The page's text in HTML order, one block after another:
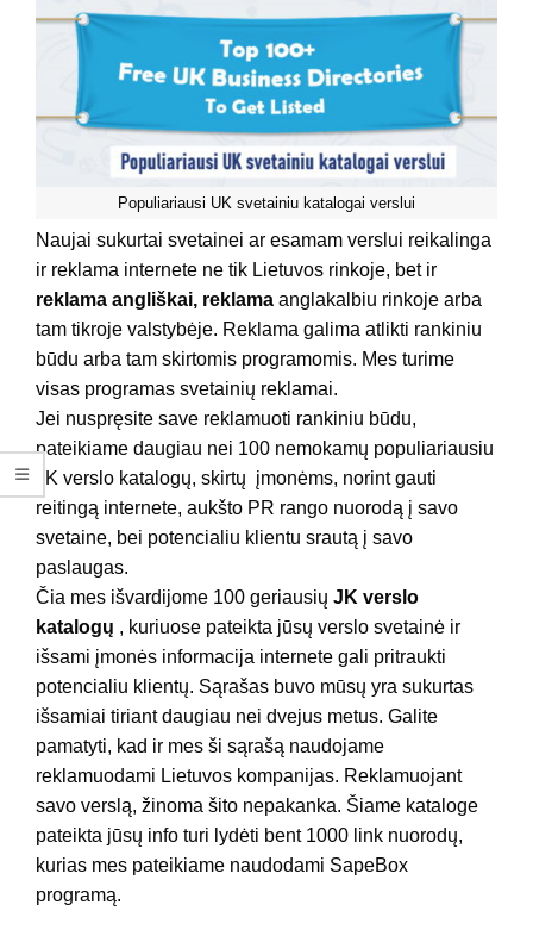
Populiariausi UK svetainiu katalogai verslui
Naujai sukurtai svetainei ar esamam verslui reikalinga
ir reklama internete ne tik Lietuvos rinkoje, bet ir
reklama angliškai, reklama anglakalbiu rinkoje arba
tam tikroje valstybėje. Reklama galima atlikti rankiniu
būdu arba tam skirtomis programomis. Mes turime
visas programas svetainių reklamai.
Jei nuspręsite save reklamuoti rankiniu būdu,
pateikiame daugiau nei 100 nemokamų populiariausiu
JK verslo katalogų, skirtų įmonėms, norint gauti
reitingą internete, aukšto PR rango nuorodą į savo
svetaine, bei potencialiu klientu srautą į savo
paslaugas.
Čia mes išvardijome 100 geriausių JK verslo
katalogų , kuriuose pateikta jūsų verslo svetainė ir
išsami įmonės informacija internete gali pritraukti
potencialiu klientų. Sąrašas buvo mūsų yra sukurtas
išsamiai tiriant daugiau nei dvejus metus. Galite
pamatyti, kad ir mes ši sąrašą naudojame
reklamuodami Lietuvos kompanijas. Reklamuojant
savo verslą, žinoma šito nepakanka. Šiame kataloge
pateikta jūsų info turi lydėti bent 1000 link nuorodų,
kurias mes pateikiame naudodami SapeBox
programą.